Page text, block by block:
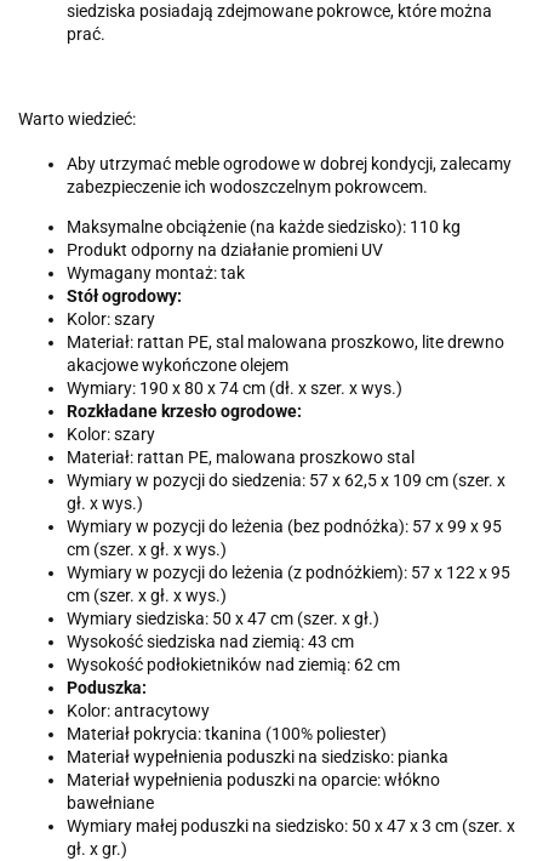
siedziska posiadają zdejmowane pokrowce, które można
prać.
Warto wiedzieć:
Aby utrzymać meble ogrodowe w dobrej kondycji, zalecamy
zabezpieczenie ich wodoszczelnym pokrowcem.
Maksymalne obciążenie (na każde siedzisko): 110 kg
Produkt odporny na działanie promieni UV
Wymagany montaż: tak
Stół ogrodowy:
Kolor: szary
Materiał: rattan PE, stal malowana proszkowo, lite drewno
akacjowe wykończone olejem
Wymiary: 190 x 80 x 74 cm (dł. x szer. x wys.)
Rozkładane krzesło ogrodowe:
Kolor: szary
Materiał: rattan PE, malowana proszkowo stal
Wymiary w pozycji do siedzenia: 57 x 62,5 x 109 cm (szer. x
gł. x wys.)
Wymiary w pozycji do leżenia (bez podnóżka): 57 x 99 x 95
cm (szer. x gł. x wys.)
Wymiary w pozycji do leżenia (z podnóżkiem): 57 x 122 x 95
cm (szer. x gł. x wys.)
Wymiary siedziska: 50 x 47 cm (szer. x gł.)
Wysokość siedziska nad ziemią: 43 cm
Wysokość podłokietników nad ziemią: 62 cm
Poduszka:
Kolor: antracytowy
Materiał pokrycia: tkanina (100% poliester)
Materiał wypełnienia poduszki na siedzisko: pianka
Materiał wypełnienia poduszki na oparcie: włókno
bawełniane
Wymiary małej poduszki na siedzisko: 50 x 47 x 3 cm (szer. x
gł. x gr.)